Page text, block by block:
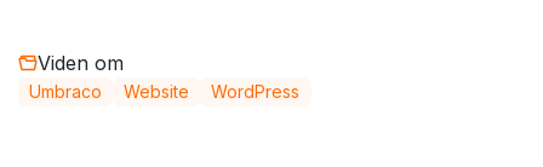
Viden om
Umbraco Website WordPress